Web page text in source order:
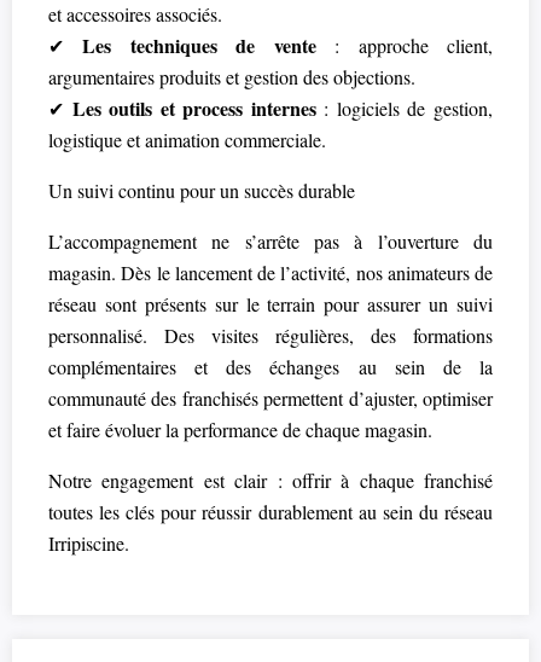
et accessoires associés.
✔Les techniques de vente: approche client,
argumentaires produits et gestion des objections.
✔ Les outils et process internes: logiciels de gestion,
logistique et animation commerciale.
Un suivi continu pour un succès durable
L’accompagnement ne s’arrête pas à l’ouverture du
magasin. Dès le lancement de l’activité, nos animateurs de
réseau sont présents sur le terrain pour assurer un suivi
personnalisé. Des visites régulières, des formations
complémentaires et des échanges au sein de la
communauté des franchisés permettent d’ajuster, optimiser
et faire évoluer la performance de chaque magasin.
Notre engagement est clair : offrir à chaque franchisé
toutes les clés pour réussir durablement au sein du réseau
Irripiscine.